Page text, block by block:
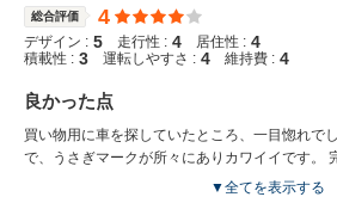
総合評価 4
デザイン : 5 走行性 : 4 居住性 : 4
積載性 : 3 運転しやすさ : 4 維持費 : 4
良かった点
買い物用に車を探していたところ、一目惚れで
で、うさぎマークが所々にありカワイイです。
▼全てを表示する